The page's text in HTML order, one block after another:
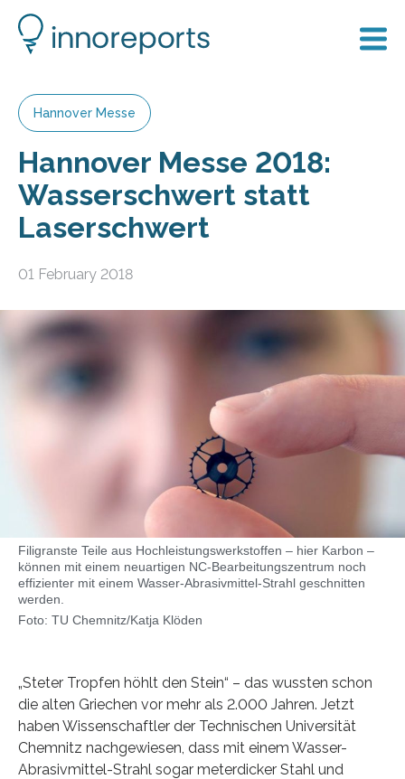
Hannover Messe
Hannover Messe 2018:
Wasserschwert statt
Laserschwert
01 February 2018
Filigranste Teile aus Hochleistungswerkstoffen – hier Karbon –
können mit einem neuartigen NC-Bearbeitungszentrum noch
effizienter mit einem Wasser-Abrasivmittel-Strahl geschnitten
werden.
Foto: TU Chemnitz/Katja Klöden
„Steter Tropfen höhlt den Stein“ – das wussten schon
die alten Griechen vor mehr als 2.000 Jahren. Jetzt
haben Wissenschaftler der Technischen Universität
Chemnitz nachgewiesen, dass mit einem Wasser-
Abrasivmittel-Strahl sogar meterdicker Stahl und